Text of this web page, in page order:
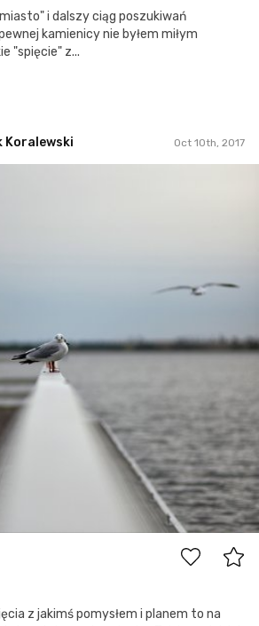
i dalszy ciąg poszukiwań
kamienicy nie byłem miłym
"spięcie" z...
Koralewski Oct 10th, 2017
z jakimś pomysłem i planem to na